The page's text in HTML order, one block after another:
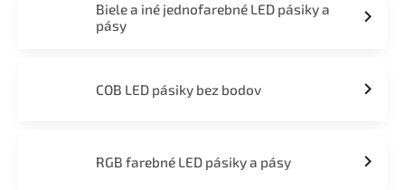
Biele a iné jednofarebné LED pásiky a
pásy
COB LED pásiky bez bodov
RGB farebné LED pásiky a pásy